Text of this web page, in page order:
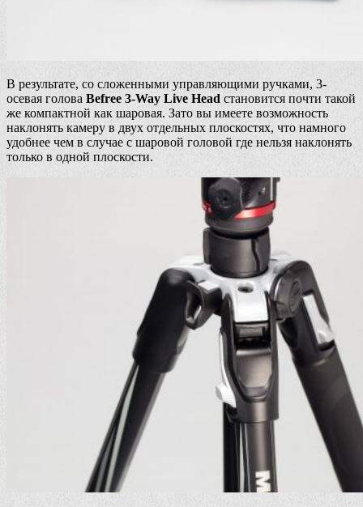
В результате, со сложенными управляющими ручками, 3-
осевая голова Befree 3-Way Live Head становится почти такой
же компактной как шаровая. Зато вы имеете возможность
наклонять камеру в двух отдельных плоскостях, что намного
удобнее чем в случае с шаровой головой где нельзя наклонять
только в одной плоскости.